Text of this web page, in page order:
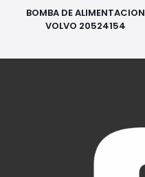
BOMBA DE ALIMENTACION
VOLVO 20524154